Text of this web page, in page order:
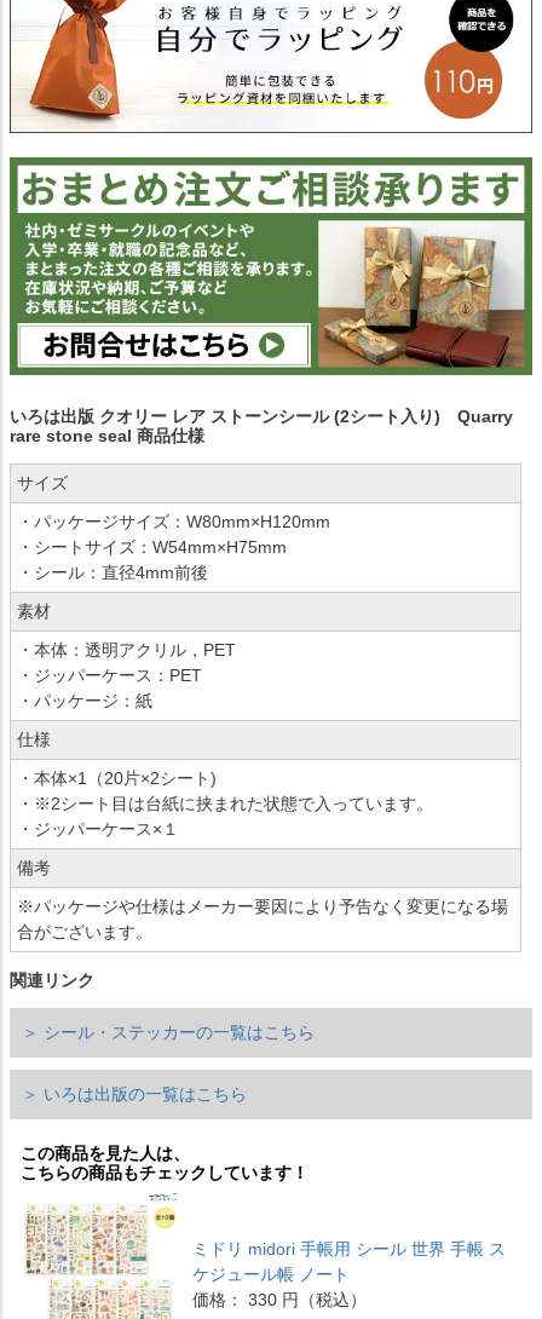
いろは出版 クオリー レア ストーンシール (2シート入り) Quarry
rare stone seal 商品仕様
サイズ
・パッケージサイズ：W80mm×H120mm
・シートサイズ：W54mm×H75mm
・シール：直径4mm前後
素材
・本体：透明アクリル，PET
・ジッパーケース：PET
・パッケージ：紙
仕様
・本体×1（20片×2シート)
・※2シート目は台紙に挟まれた状態で入っています。
・ジッパーケース×１
備考
※パッケージや仕様はメーカー要因により予告なく変更になる場
合がございます。
関連リンク
＞ シール・ステッカーの一覧はこちら
＞ いろは出版の一覧はこちら
この商品を見た人は、
こちらの商品もチェックしています！
ミドリ midori 手帳用 シール 世界 手帳 ス
ケジュール帳 ノート
価格： 330 円（税込）